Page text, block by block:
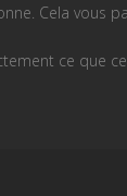
Cela vous
ce que